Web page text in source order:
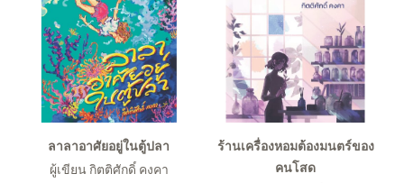
ลาลาอาศัยอยู่ในตู้ปลา
ผู้เขียน กิตติศักดิ์ คงคา
ร้านเครื่องหอมต้องมนตร์ของ
คนโสด